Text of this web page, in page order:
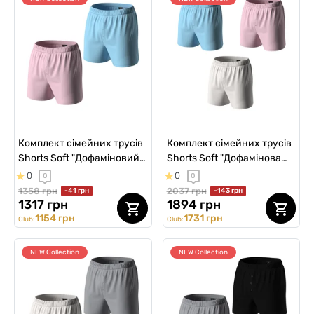
Комплект сімейних трусів
Shorts Soft "Дофаміновий
імпульс", 2 шт
0 0
1358 грн -41 грн
1317 грн
Club:1154 грн
Комплект сімейних трусів
Shorts Soft "Дофамінова
хвиля", 3 шт
0 0
2037 грн -143 грн
1894 грн
Club:1731 грн
NEW Collection NEW Collection